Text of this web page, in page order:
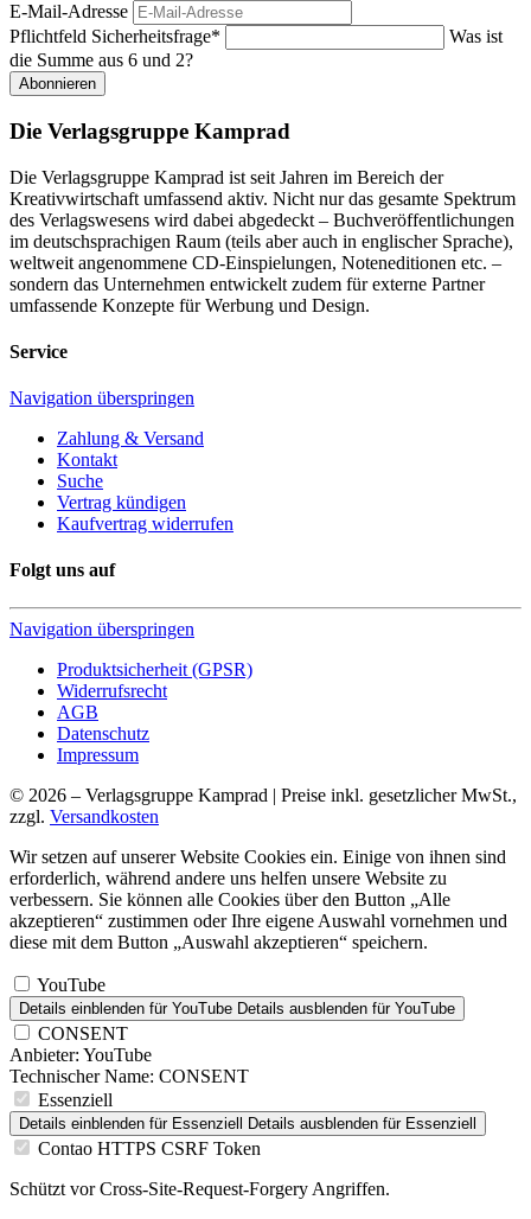
E-Mail-Adresse
Pflichtfeld Sicherheitsfrage*
Was ist
die Summe aus 6 und 2?
Abonnieren
Die Verlagsgruppe Kamprad
Die Verlagsgruppe Kamprad ist seit Jahren im Bereich der
Kreativwirtschaft umfassend aktiv. Nicht nur das gesamte Spektrum
des Verlagswesens wird dabei abgedeckt – Buchveröffentlichungen
im deutschsprachigen Raum (teils aber auch in englischer Sprache),
weltweit angenommene CD-Einspielungen, Noteneditionen etc. –
sondern das Unternehmen entwickelt zudem für externe Partner
umfassende Konzepte für Werbung und Design.
Service
Navigation überspringen
Zahlung & Versand
Kontakt
Suche
Vertrag kündigen
Kaufvertrag widerrufen
Folgt uns auf
Navigation überspringen
Produktsicherheit (GPSR)
Widerrufsrecht
AGB
Datenschutz
Impressum
© 2026 – Verlagsgruppe Kamprad | Preise inkl. gesetzlicher MwSt.,
zzgl. Versandkosten
Wir setzen auf unserer Website Cookies ein. Einige von ihnen sind
erforderlich, während andere uns helfen unsere Website zu
verbessern. Sie können alle Cookies über den Button „Alle
akzeptieren“ zustimmen oder Ihre eigene Auswahl vornehmen und
diese mit dem Button „Auswahl akzeptieren“ speichern.
YouTube
Details einblenden für YouTube Details ausblenden für YouTube
CONSENT
Anbieter: YouTube
Technischer Name: CONSENT
Essenziell
Details einblenden für Essenziell Details ausblenden für Essenziell
Contao HTTPS CSRF Token
Schützt vor Cross-Site-Request-Forgery Angriffen.